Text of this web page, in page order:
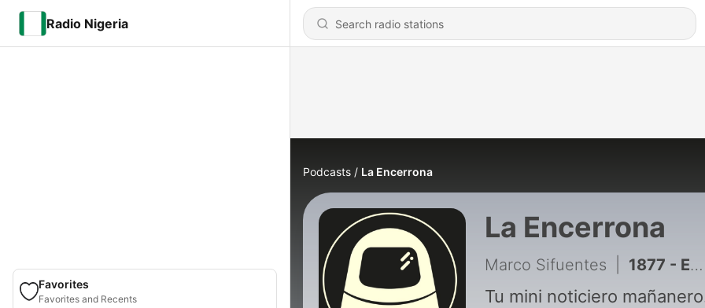
Radio Nigeria
Favorites
Favorites and Recents
Podcasts La Encerrona
La Encerrona
Marco Sifuentes 1877 - ES OFICIAL: López Aliaga va por la reelección en Lima #LaEncerrona
Tu mini noticiero